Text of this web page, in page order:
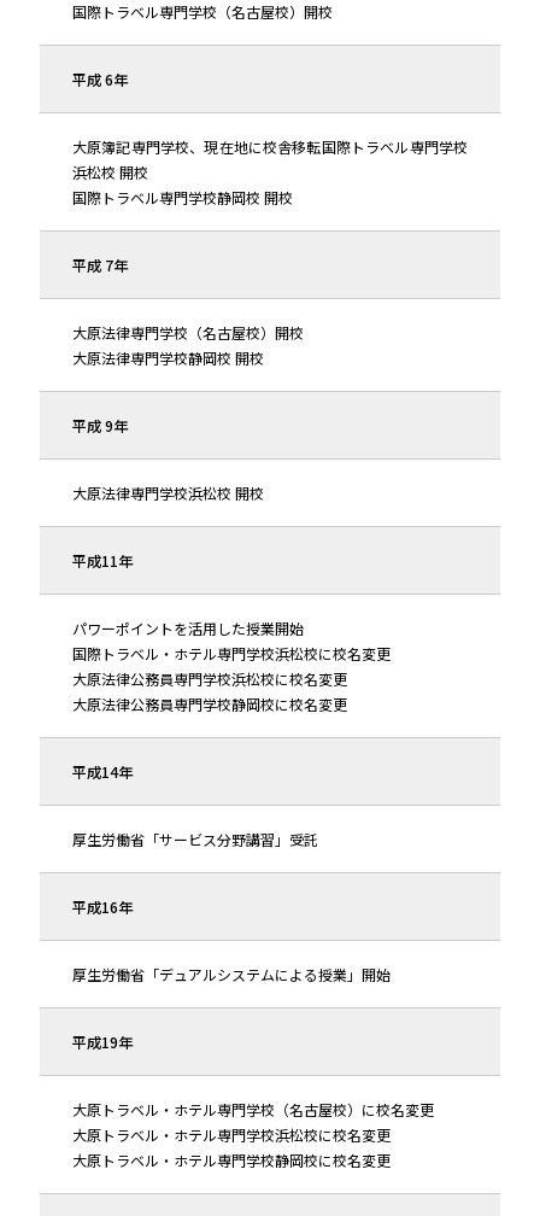
国際トラベル専門学校（名古屋校）開校
平成 6年
大原簿記専門学校、現在地に校舎移転国際トラベル専門学校
浜松校 開校
国際トラベル専門学校静岡校 開校
平成 7年
大原法律専門学校（名古屋校）開校
大原法律専門学校静岡校 開校
平成 9年
大原法律専門学校浜松校 開校
平成11年
パワーポイントを活用した授業開始
国際トラベル・ホテル専門学校浜松校に校名変更
大原法律公務員専門学校浜松校に校名変更
大原法律公務員専門学校静岡校に校名変更
平成14年
厚生労働省「サービス分野講習」受託
平成16年
厚生労働省「デュアルシステムによる授業」開始
平成19年
大原トラベル・ホテル専門学校（名古屋校）に校名変更
大原トラベル・ホテル専門学校浜松校に校名変更
大原トラベル・ホテル専門学校静岡校に校名変更